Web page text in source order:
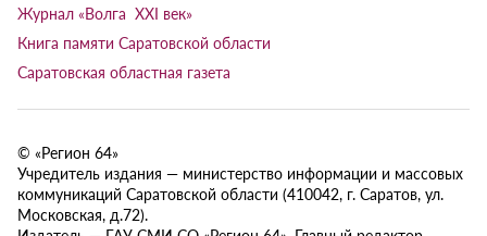
Журнал «Волга XXI век»
Книга памяти Саратовской области
Саратовская областная газета
© «Регион 64»
Учредитель издания — министерство информации и массовых
коммуникаций Саратовской области (410042, г. Саратов, ул.
Московская, д.72).